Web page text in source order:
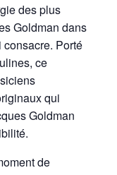
des plus
Goldman dans
Porté
ce
qui
Goldman
de